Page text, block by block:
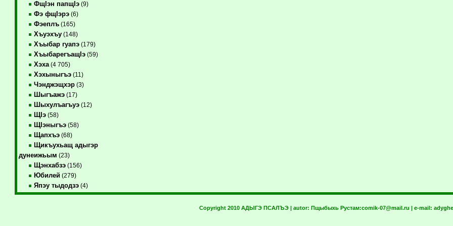
ФщIэн папщIэ(9)
Фэ фщIэрэ(6)
Фэеплъ(165)
Хъуэхъу(148)
Хъыбар гуапэ(179)
ХъыбарегъащIэ(59)
Хэха(4 705)
Хэхыныгъэ(11)
Чэнджэщхэр(3)
Шыгъажэ(17)
Шыхулъагъуэ(12)
ЩIэ(58)
ЩIэныгъэ(58)
Щапхъэ(68)
Щикъухьащ адыгэр
дунеижьым (23)
Щэнхабзэ(156)
Юбилей(279)
Япэу тыдодзэ(4)
Copyright 2010 АДЫГЭ ПСАЛЪЭ | autor: Пщыбыхь Рустам:comik-07@mail.ru | e-mail: